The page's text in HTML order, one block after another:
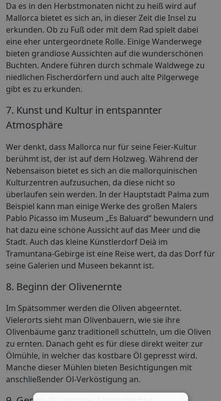
Da es in den Herbstmonaten nicht zu heiß wird auf
Mallorca bietet es sich an, in dieser Zeit die Insel zu
erkunden. Ob zu Fuß oder mit dem Rad spielt dabei
eine eher untergeordnete Rolle. Einige Wanderwege
bieten grandiose Aussichten auf die wunderschönen
Buchten. Andere führen durch schmale Waldwege zu
niedlichen Fischerdörfern und auch alte Pilgerwege
gibt es zu erkunden.
7. Kunst und Kultur in entspannter
Atmosphäre
Wer denkt, dass Mallorca nur für seine Feier-Kultur
berühmt ist, der ist auf dem Holzweg. Während der
Nebensaison bietet es sich an die mallorquinischen
Kulturzentren aufzusuchen, da diese nicht so
überlaufen sein werden. In der Hauptstadt Palma zum
Beispiel kann man einige Werke des großen Malers
Pablo Picasso im Museum „Es Baluard“ bewundern und
hat dazu eine schöne Aussicht auf das Meer und die
Stadt. Auch das kleine Künstlerdorf Deià im
Tramuntana-Gebirge ist eine Reise wert, da das Dorf für
seine Galerien und Museen bekannt ist.
8. Beginn der Olivenernte
Im Spätsommer werden die Oliven abgeerntet.
Vielerorts sieht man Olivenbauern, wie sie ihre
Olivenbäume ganz traditionell schütteln, um die Oliven
zu ernten. Danach geht es für diese direkt weiter zur
Ölmühle, in welcher das kostbare Öl gepresst wird.
Manche dieser Mühlen bieten Besichtigungen mit
anschließender Öl-Verköstigung an.